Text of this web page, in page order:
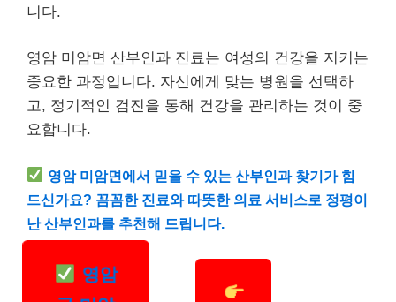
니다.
영암 미암면 산부인과 진료는 여성의 건강을 지키는
중요한 과정입니다. 자신에게 맞는 병원을 선택하
고, 정기적인 검진을 통해 건강을 관리하는 것이 중
요합니다.
영암 미암면에서 믿을 수 있는 산부인과 찾기가 힘
드신가요? 꼼꼼한 진료와 따뜻한 의료 서비스로 정평이
난 산부인과를 추천해 드립니다.
영암